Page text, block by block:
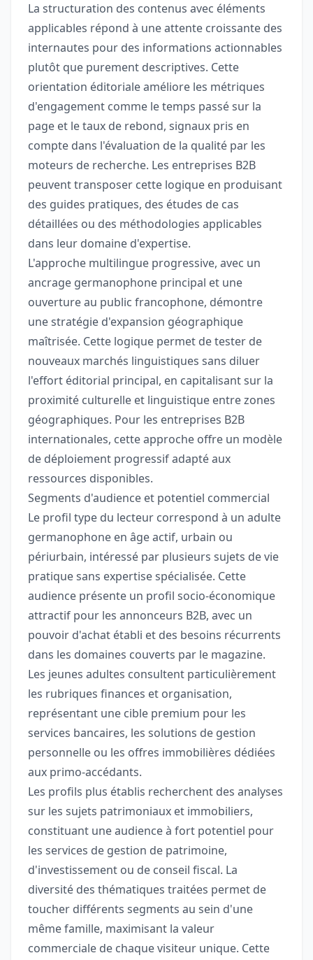
La structuration des contenus avec éléments
applicables répond à une attente croissante des
internautes pour des informations actionnables
plutôt que purement descriptives. Cette
orientation éditoriale améliore les métriques
d'engagement comme le temps passé sur la
page et le taux de rebond, signaux pris en
compte dans l'évaluation de la qualité par les
moteurs de recherche. Les entreprises B2B
peuvent transposer cette logique en produisant
des guides pratiques, des études de cas
détaillées ou des méthodologies applicables
dans leur domaine d'expertise.
L'approche multilingue progressive, avec un
ancrage germanophone principal et une
ouverture au public francophone, démontre
une stratégie d'expansion géographique
maîtrisée. Cette logique permet de tester de
nouveaux marchés linguistiques sans diluer
l'effort éditorial principal, en capitalisant sur la
proximité culturelle et linguistique entre zones
géographiques. Pour les entreprises B2B
internationales, cette approche offre un modèle
de déploiement progressif adapté aux
ressources disponibles.
Segments d'audience et potentiel commercial
Le profil type du lecteur correspond à un adulte
germanophone en âge actif, urbain ou
périurbain, intéressé par plusieurs sujets de vie
pratique sans expertise spécialisée. Cette
audience présente un profil socio-économique
attractif pour les annonceurs B2B, avec un
pouvoir d'achat établi et des besoins récurrents
dans les domaines couverts par le magazine.
Les jeunes adultes consultent particulièrement
les rubriques finances et organisation,
représentant une cible premium pour les
services bancaires, les solutions de gestion
personnelle ou les offres immobilières dédiées
aux primo-accédants.
Les profils plus établis recherchent des analyses
sur les sujets patrimoniaux et immobiliers,
constituant une audience à fort potentiel pour
les services de gestion de patrimoine,
d'investissement ou de conseil fiscal. La
diversité des thématiques traitées permet de
toucher différents segments au sein d'une
même famille, maximisant la valeur
commerciale de chaque visiteur unique. Cette